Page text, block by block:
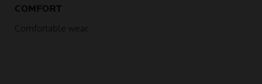
COMFORT
Comfortable wear.